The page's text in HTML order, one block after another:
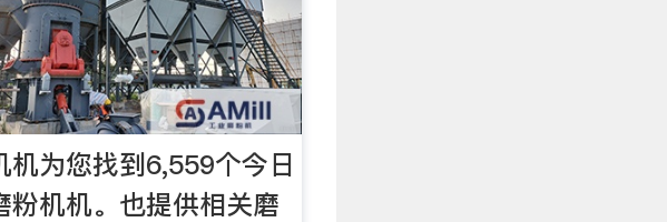
机为您找到6,559个今日
粉机机。也提供相关磨